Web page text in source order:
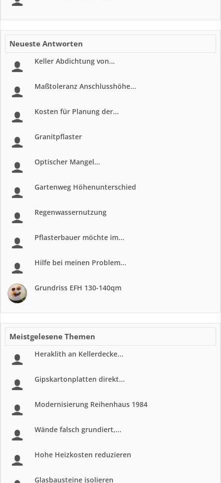
Neueste Antworten
Keller Abdichtung von...
Maßtoleranz Anschlusshöhe...
Kosten für Planung der...
Granitpflaster
Optischer Mangel...
Gartenweg Höhenunterschied
Regenwassernutzung
Pflasterbauer möchte im...
Hilfe bei meinen Problem...
Grundriss EFH 130-140qm
Meistgelesene Themen
Heraklith an Kellerdecke...
Gipskartonplatten direkt...
Modernisierung Reihenhaus 1984
Wände falsch grundiert,...
Hohe Heizkosten reduzieren
Glasbausteine isolieren